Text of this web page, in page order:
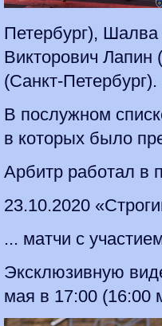
Петербург),
Викторович
(Санкт-Петербург).
В послужном
в которых было
Арбитр работал в
23.10.2020
... матчи с
Эксклюзивную
мая в 17:00 (16:00